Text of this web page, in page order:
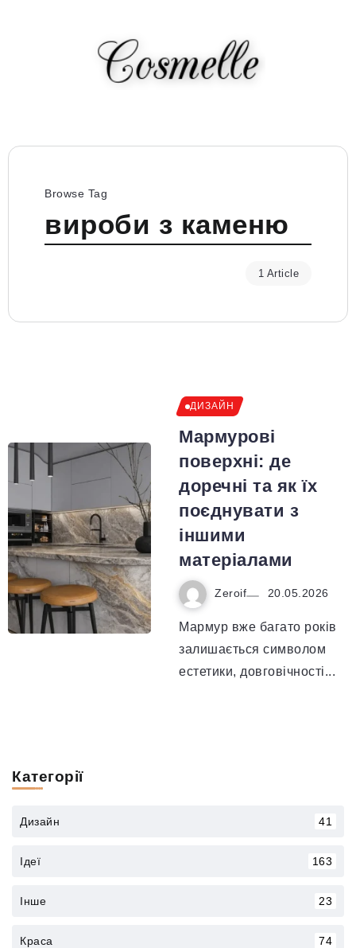
Browse Tag
вироби з каменю
1 Article
ДИЗАЙН
Мармурові
поверхні: де
доречні та як їх
поєднувати з
іншими
матеріалами
Zeroif 20.05.2026
Мармур вже багато років
залишається символом
естетики, довговічності...
Категорії
Дизайн 41
Ідеї 163
Інше 23
Краса 74